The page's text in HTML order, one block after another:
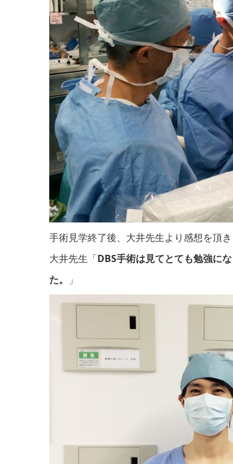
手術見学終了後、大井先生より感想を頂き
大井先生「DBS手術は見てとても勉強に
た。
」